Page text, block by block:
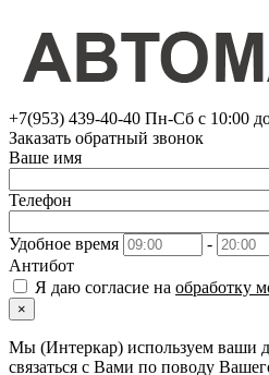
+7(953) 439-40-40 Пн-Сб с 10:00
Заказать обратный звонок
Ваше имя
Телефон
Удобное время
-
Антибот
Я даю согласие на обработку
×
Мы (Интеркар) используем ваши
связаться с Вами по поводу